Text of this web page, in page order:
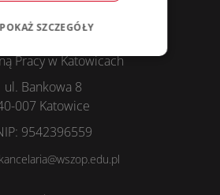
Pracy w Katowicach
ul. Bankowa 8
007 Katowice
9542396559
POKAŻ SZCZEGÓŁY